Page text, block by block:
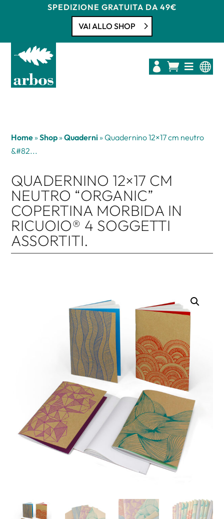
SPEDIZIONE GRATUITA DA 49€
VAI ALLO SHOP
   
Home »Shop »Quaderni »Quadernino 12×17 cm neutro
&#82...
QUADERNINO 12×17 CM
NEUTRO “ORGANIC”
COPERTINA MORBIDA IN
RICUOIO® 4 SOGGETTI
ASSORTITI.